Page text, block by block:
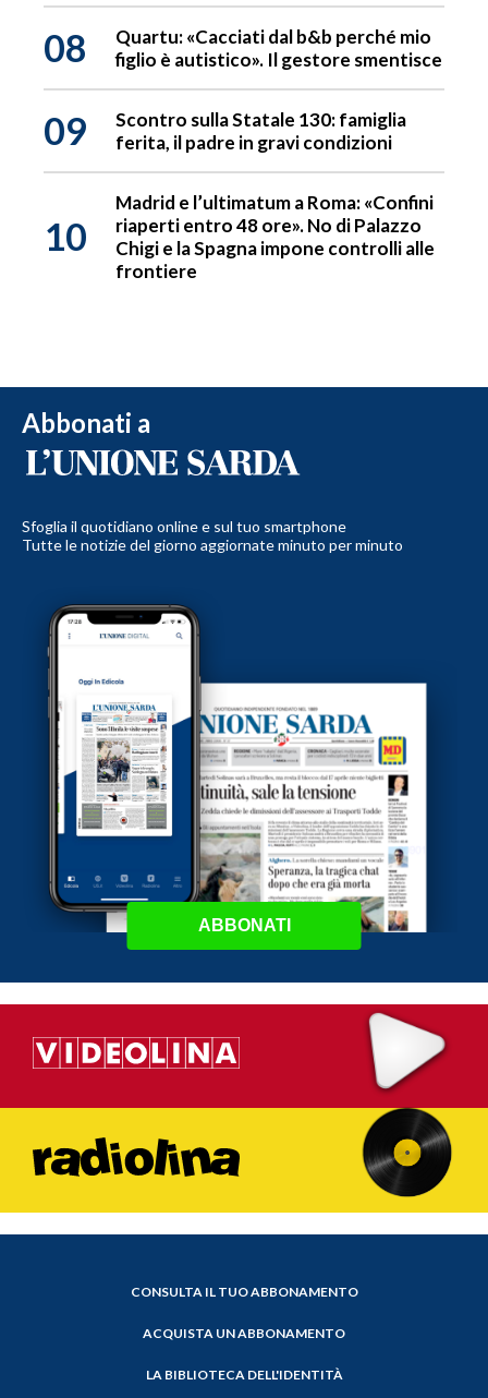
08
Quartu: «Cacciati dal b&b perché mio
figlio è autistico». Il gestore smentisce
09
Scontro sulla Statale 130: famiglia
ferita, il padre in gravi condizioni
10
Madrid e l’ultimatum a Roma: «Confini
riaperti entro 48 ore». No di Palazzo
Chigi e la Spagna impone controlli alle
frontiere
Abbonati a
Sfoglia il quotidiano online e sul tuo smartphone
Tutte le notizie del giorno aggiornate minuto per minuto
ABBONATI
CONSULTA IL TUO ABBONAMENTO
ACQUISTA UN ABBONAMENTO
LA BIBLIOTECA DELL'IDENTITÀ